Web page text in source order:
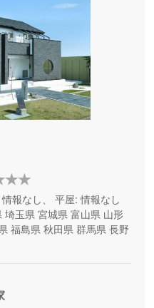
報なし、 平屋: 情報なし
埼玉県 宮城県 富山県 山形
福島県 秋田県 群馬県 長野